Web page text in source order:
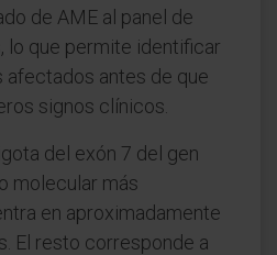
de AME al panel de
lo que permite identificar
afectados antes de que
signos clínicos.
del exón 7 del gen
molecular más
en aproximadamente
El resto corresponde a